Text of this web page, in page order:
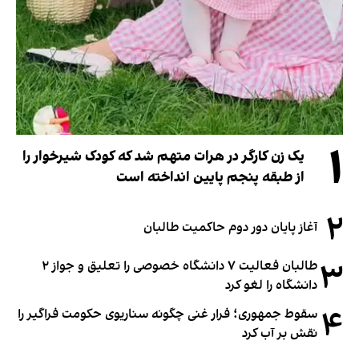
۱
یک زن کارگر در هرات متهم شد که کودک شیرخوار را
از طبقه پنجم پایین انداخته است
۲ آغاز پایان دور دوم حاکمیت طالبان
۳
طالبان فعالیت ۷ دانشگاه خصوصی را تعلیق و جواز ۲
دانشگاه را لغو کرد
۴ سقوط جمهوری؛ فرار غنی چگونه سناریوی حکومت فراگیر را
نقش بر آب کرد